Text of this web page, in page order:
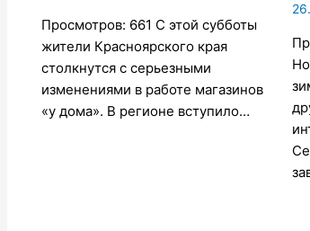
Просмотров: 661 С этой субботы
жители Красноярского края
столкнутся с серьезными
изменениями в работе магазинов
«у дома». В регионе вступило…